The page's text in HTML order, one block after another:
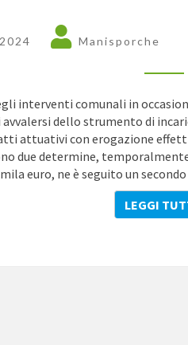
A
DI
IL
È
GIÀ
Manisporche
interventi comunali in
avvalersi dello strumento di
attuativi con erogazione
due determine,
euro, ne è seguito un
LEGGI